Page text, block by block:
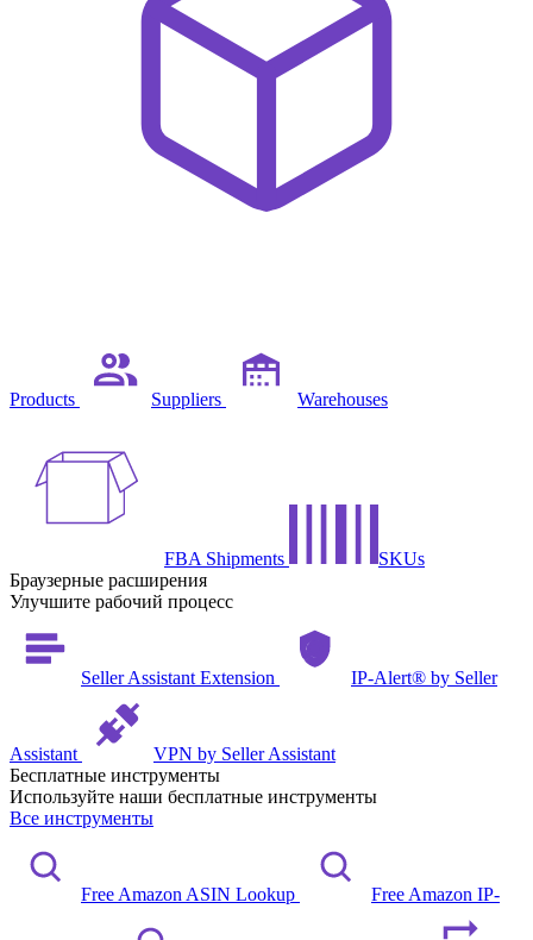
Products Suppliers Warehouses
FBA Shipments
SKUs
Браузерные расширения
Улучшите рабочий процесс
Seller Assistant Extension IP-Alert® by Seller
Assistant
VPN by Seller Assistant
Бесплатные инструменты
Используйте наши бесплатные инструменты
Все инструменты
Free Amazon ASIN Lookup Free Amazon IP-